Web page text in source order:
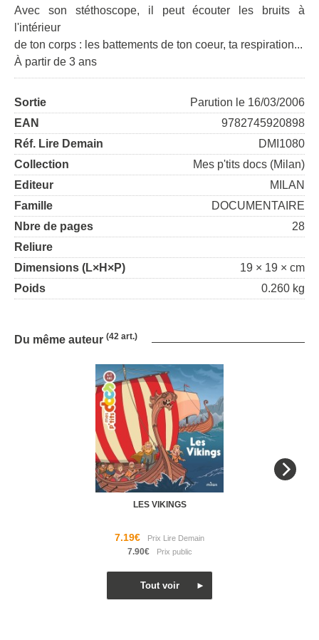
Avec son stéthoscope, il peut écouter les bruits à
l'intérieur
de ton corps : les battements de ton coeur, ta respiration...
À partir de 3 ans
Sortie
Parution le 16/03/2006
EAN
9782745920898
Réf. Lire Demain
DMI1080
Collection
Mes p'tits docs (Milan)
Editeur
MILAN
Famille
DOCUMENTAIRE
Nbre de pages
28
Reliure
Dimensions (L×H×P)
19 × 19 × cm
Poids
0.260 kg
Du même auteur (42 art.)
LES VIKINGS
7.19€
7.90€